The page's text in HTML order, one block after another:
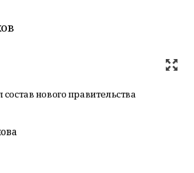
нового правительства